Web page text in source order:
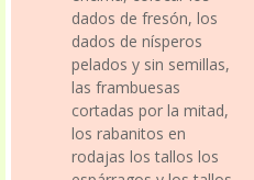
dados de fresón, los
dados de nísperos
pelados y sin semillas,
las frambuesas
cortadas por la mitad,
los rabanitos en
rodajas los tallos los